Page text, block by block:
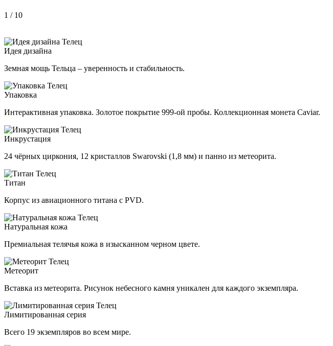
1 / 10
Идея дизайна
Земная мощь Тельца – уверенность и стабильность.
Упаковка
Интерактивная упаковка. Золотое покрытие 999-ой пробы. Коллекционная монета Caviar.
Инкрустация
24 чёрных циркония, 12 кристаллов Swarovski (1,8 мм) и панно из метеорита.
Титан
Корпус из авиационного титана с PVD.
Натуральная кожа
Премиальная телячья кожа в изысканном черном цвете.
Метеорит
Вставка из метеорита. Рисунок небесного камня уникален для каждого экземпляра.
Лимитированная серия
Всего 19 экземпляров во всем мире.